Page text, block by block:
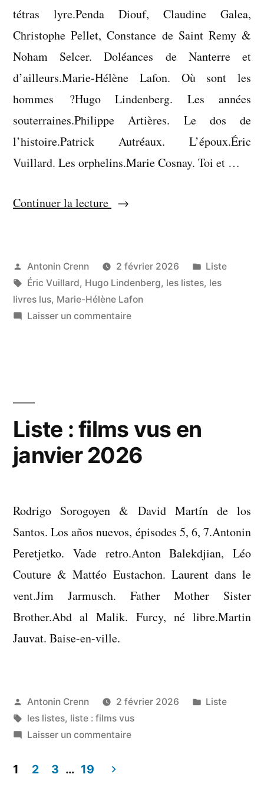
tétras lyre.Penda Diouf, Claudine Galea,
Christophe Pellet, Constance de Saint Remy &
Noham Selcer. Doléances de Nanterre et
d’ailleurs.Marie-Hélène Lafon. Où sont les
hommes ?Hugo Lindenberg. Les années
souterraines.Philippe Artières. Le dos de
l’histoire.Patrick Autréaux. L’époux.Éric
Vuillard. Les orphelins.Marie Cosnay. Toi et …
Continuer la lecture « Liste
lus
en
janvier
Publié
par
Antonin Crenn 2 février 2026
Publié
dans
Liste
Étiquettes :
Éric Vuillard, Hugo Lindenberg, les listes, les
livres lus, Marie-Hélène Lafon
Laisser un commentairesur
2026
Liste : films vus en
janvier 2026
Rodrigo Sorogoyen & David Martín de los
Santos. Los años nuevos, épisodes 5, 6, 7.Antonin
Peretjetko. Vade retro.Anton Balekdjian, Léo
Couture & Mattéo Eustachon. Laurent dans le
vent.Jim Jarmusch. Father Mother Sister
Brother.Abd al Malik. Furcy, né libre.Martin
Jauvat. Baise-en-ville.
Publié
par
Antonin Crenn 2 février 2026
Publié
Liste
Étiquettes :
les listes, liste : films vus
Laisser un commentairesur
1 2 3 … 19